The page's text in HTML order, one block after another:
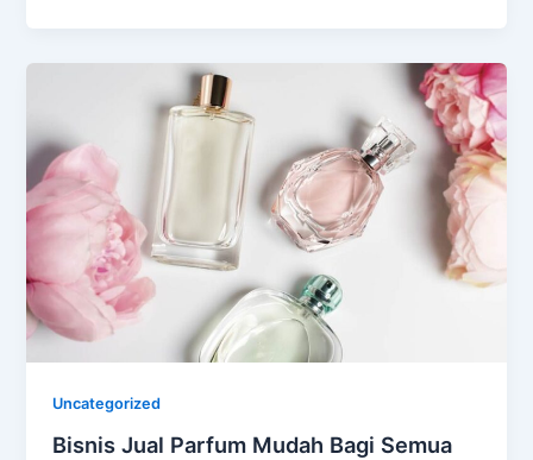
Uncategorized
Bisnis Jual Parfum Mudah Bagi Semua